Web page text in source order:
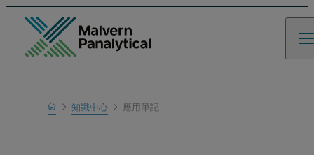
Home
瞭解更多
知識中心 應用筆記